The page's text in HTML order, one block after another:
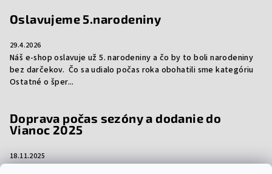
Oslavujeme 5.narodeniny
29.4.2026
Náš e-shop oslavuje už 5. narodeniny a čo by to boli narodeniny
bez darčekov. Čo sa udialo počas roka obohatili sme kategóriu
Ostatné o šper...
Doprava počas sezóny a dodanie do
Vianoc 2025
18.11.2025